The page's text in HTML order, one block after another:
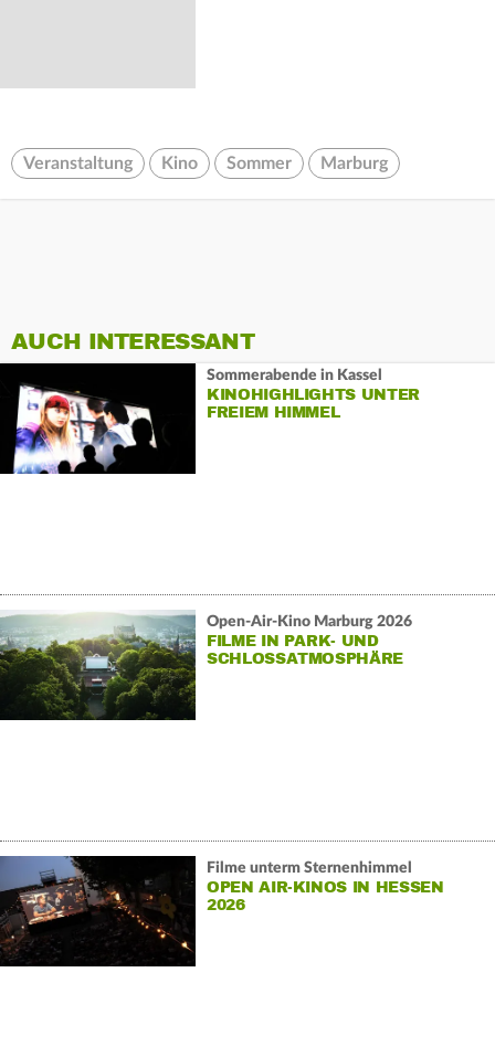
Veranstaltung Kino Sommer Marburg
AUCH INTERESSANT
Sommerabende in Kassel
KINOHIGHLIGHTS UNTER
FREIEM HIMMEL
Open-Air-Kino Marburg 2026
FILME IN PARK- UND
SCHLOSSATMOSPHÄRE
Filme unterm Sternenhimmel
OPEN AIR-KINOS IN HESSEN
2026